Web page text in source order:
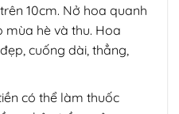
10cm. Nở hoa quanh
mùa hè và thu. Hoa
cuống dài, thẳng,
có thể làm thuốc